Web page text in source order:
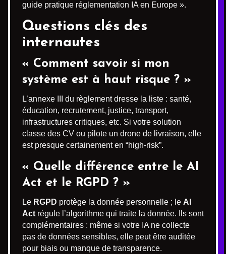
guide pratique réglementation IA en Europe ».
Questions clés des
internautes
« Comment savoir si mon
système est à haut risque ? »
L’annexe III du règlement dresse la liste : santé,
éducation, recrutement, justice, transport,
infrastructures critiques, etc. Si votre solution
classe des CV ou pilote un drone de livraison, elle
est presque certainement en “high-risk”.
« Quelle différence entre le AI
Act et le RGPD ? »
Le RGPD protège la donnée personnelle ; le AI
Act régule l’algorithme qui traite la donnée. Ils sont
complémentaires : même si votre IA ne collecte
pas de données sensibles, elle peut être auditée
pour biais ou manque de transparence.